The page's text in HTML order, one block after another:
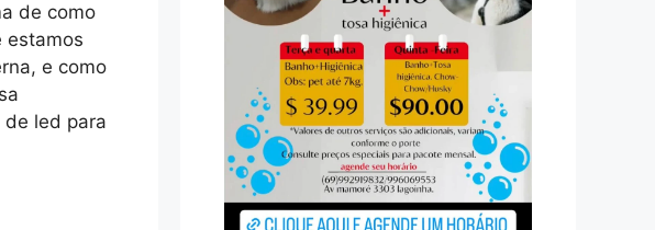
de como
estamos
e como
de led para